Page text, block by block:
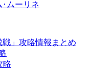
･ムーリネ
戦」攻略情報まとめ
略